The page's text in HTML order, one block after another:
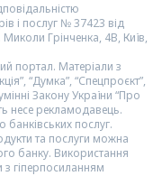
і послуг № 37423 від
Грінченка, 4В, Київ,
портал. Матеріали з
“Думка”, “Спецпроєкт”,
Закону України “Про
несе рекламодавець.
банківських послуг.
та послуги можна
банку. Використання
з гіперпосиланням